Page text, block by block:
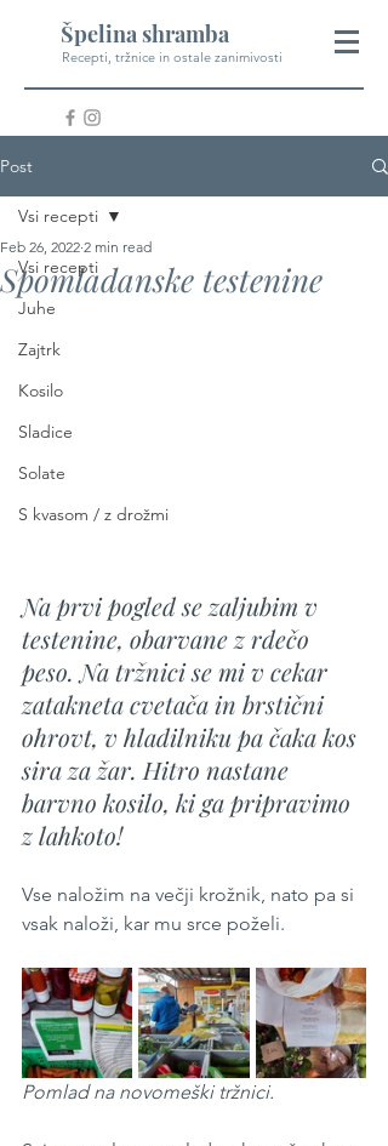
Špelina shramba
Recepti, tržnice in ostale zanimivosti
Post
Vsi recepti
Juhe
Zajtrk
Kosilo
Sladice
Solate
S kvasom / z drožmi
Vsi recepti
Spomladanske testenine
Feb 26, 2022 2 min read
Na prvi pogled se zaljubim v
testenine, obarvane z rdečo
peso. Na tržnici se mi v cekar
zatakneta cvetača in brstični
ohrovt, v hladilniku pa čaka kos
sira za žar. Hitro nastane
barvno kosilo, ki ga pripravimo
z lahkoto!
Vse naložim na večji krožnik, nato pa si
vsak naloži, kar mu srce poželi.
Pomlad na novomeški tržnici.